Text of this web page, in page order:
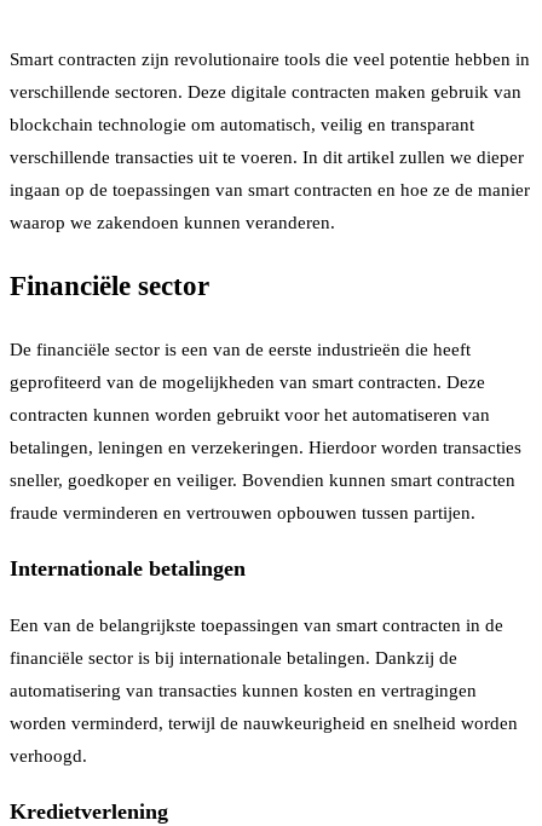
Smart contracten zijn revolutionaire tools die veel potentie hebben in
verschillende sectoren. Deze digitale contracten maken gebruik van
blockchain technologie om automatisch, veilig en transparant
verschillende transacties uit te voeren. In dit artikel zullen we dieper
ingaan op de toepassingen van smart contracten en hoe ze de manier
waarop we zakendoen kunnen veranderen.
Financiële sector
De financiële sector is een van de eerste industrieën die heeft
geprofiteerd van de mogelijkheden van smart contracten. Deze
contracten kunnen worden gebruikt voor het automatiseren van
betalingen, leningen en verzekeringen. Hierdoor worden transacties
sneller, goedkoper en veiliger. Bovendien kunnen smart contracten
fraude verminderen en vertrouwen opbouwen tussen partijen.
Internationale betalingen
Een van de belangrijkste toepassingen van smart contracten in de
financiële sector is bij internationale betalingen. Dankzij de
automatisering van transacties kunnen kosten en vertragingen
worden verminderd, terwijl de nauwkeurigheid en snelheid worden
verhoogd.
Kredietverlening